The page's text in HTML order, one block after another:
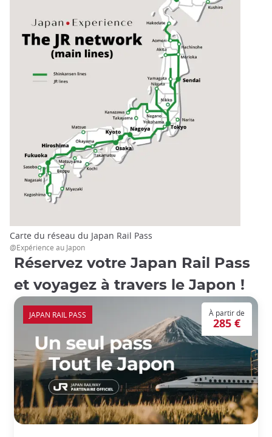
Carte du réseau du Japan Rail Pass
@Expérience au Japon
Réservez votre Japan Rail Pass
et voyagez à travers le Japon !
À partir de
285 €
JAPAN RAIL PASS